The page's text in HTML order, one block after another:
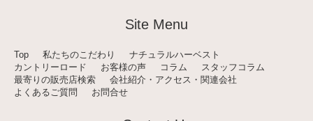
a
m
Site Menu
Top 私たちのこだわり
ナチュラルハーベスト
カントリーロード
お客様の声 コラム
スタッフコラム
最寄りの販売店検索
会社紹介・アクセス・関連会社
よくあるご質問
お問合せ